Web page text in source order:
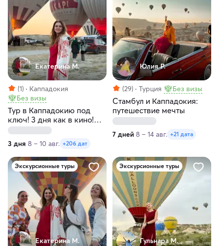
Екатерина М.
(1)
Каппадокия
Без визы
Тур в Каппадокию под
ключ! 3 дня как в кино!
Любые даты
3 дня 8 – 10 авг. +206 дат
Юлия Р.
(29) Турция Без визы
Стамбул и Каппадокия:
путешествие мечты
7 дней 8 – 14 авг. +21 дата
Экскурсионные туры
Екатерина М.
Экскурсионные туры
Гульнара М.